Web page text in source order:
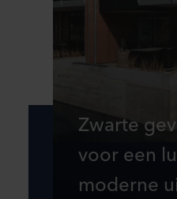
Zwarte
voor een
moderne